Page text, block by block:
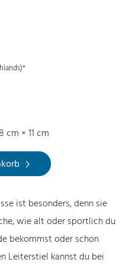
cm × 11 cm
ist besonders, denn sie
wie alt oder sportlich du
bekommst oder schon
Leiterstiel kannst du bei